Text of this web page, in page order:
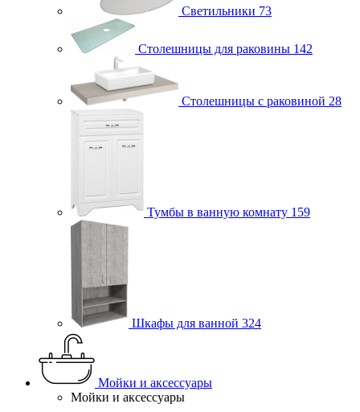
Светильники 73
Столешницы для раковины 142
Столешницы с раковиной 28
Тумбы в ванную комнату 159
Шкафы для ванной 324
Мойки и аксессуары
Мойки и аксессуары